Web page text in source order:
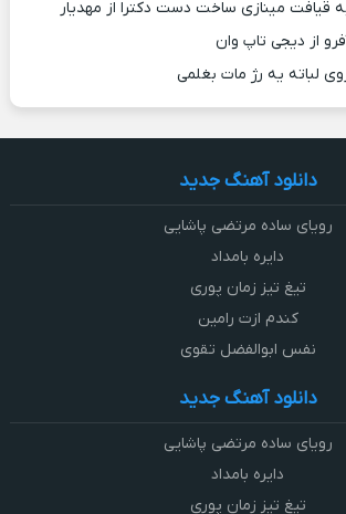
قیافت مینازی ساخت دست دکترا از مهدیار
از ديجی تاپ وان
لباته یه رژ مات بغلمی
دانلود آهنگ جدید
رویای ساده مرتضی پاشایی
دایره بامداد
تیغ تیز زمان پوری
کندم ازت رامین
نفس ابوالفضل تقوی
دانلود آهنگ جدید
رویای ساده مرتضی پاشایی
دایره بامداد
تیغ تیز زمان پوری